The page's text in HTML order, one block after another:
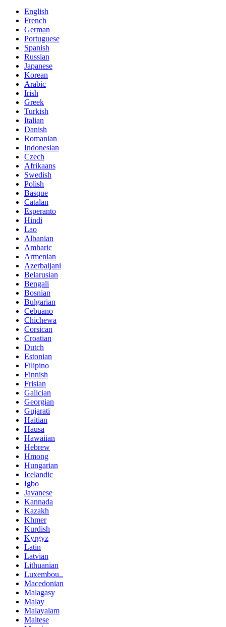
English
French
German
Portuguese
Spanish
Russian
Japanese
Korean
Arabic
Irish
Greek
Turkish
Italian
Danish
Romanian
Indonesian
Czech
Afrikaans
Swedish
Polish
Basque
Catalan
Esperanto
Hindi
Lao
Albanian
Amharic
Armenian
Azerbaijani
Belarusian
Bengali
Bosnian
Bulgarian
Cebuano
Chichewa
Corsican
Croatian
Dutch
Estonian
Filipino
Finnish
Frisian
Galician
Georgian
Gujarati
Haitian
Hausa
Hawaiian
Hebrew
Hmong
Hungarian
Icelandic
Igbo
Javanese
Kannada
Kazakh
Khmer
Kurdish
Kyrgyz
Latin
Latvian
Lithuanian
Luxembou..
Macedonian
Malagasy
Malay
Malayalam
Maltese